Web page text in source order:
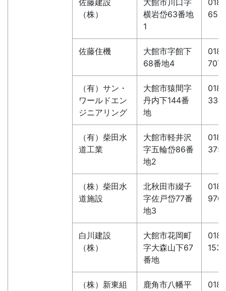
佐藤建設
（株）
大館市川口字
横岩岱63番地
1
佐藤住機
大館市字館下
68番地4
7071
（有）サン・
ワールドエン
ジニアリング
大館市猿間字
丹内下144番
地
（有）柴田水
道工業
大館市軽井沢
字五輪岱86番
地2
（株）柴田水
道施設
北秋田市綴子
字佐戸岱77番
地3
白川建設
（株）
大館市花岡町
字大森山下67
番地
1535
（株）新東組
鹿角市八幡平